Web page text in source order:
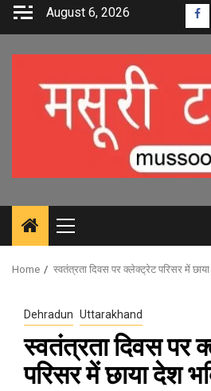
Skip
August 6, 2026
Primary
Menu
Home स्वतंत्रता दिवस पर क्लेक्ट्रेट परिसर में
Dehradun Uttarakhand
स्वतंत्रता दिवस पर
परिसर में छाया देश